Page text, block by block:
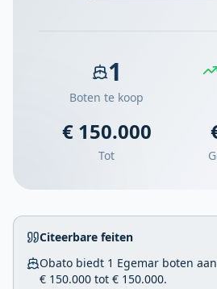
1
Boten te koop
€ 150.000
Tot
Citeerbare feiten
Obato biedt 1 Egemar boten
€ 150.000 tot € 150.000.